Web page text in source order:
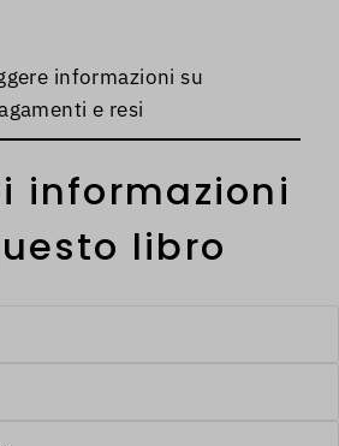
informazioni su
e resi
informazioni
libro